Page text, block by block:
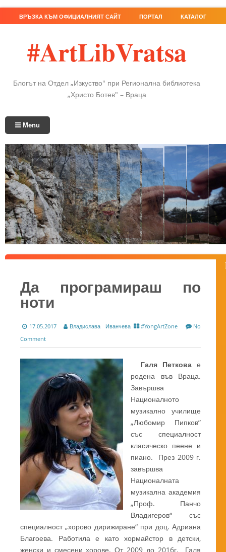
ВРЪЗКА КЪМ ОФИЦИАЛНИЯТ САЙТ ПОРТАЛ КАТАЛОГ
#ArtLibVratsa
Блогът на Отдел „Изкуство" при Регионална библиотека
„Христо Ботев" – Враца
Menu
Да програмираш по
ноти
17.05.2017 Владислава Иванчева #YongArtZone
No
Comment
Галя Петкова е
родена във Враца.
Завършва
Националното
музикално училище
„Любомир Пипков”
със специалност
класическо пеене и
пиано. През 2009 г.
завършва
Националната
музикална академия
„Проф. Панчо
Владигеров“ със
специалност „хорово дирижиране“ при доц. Адриана
Благоева. Работила е като хормайстор в детски,
женски и смесени хорове. От 2009 до 2016г. Галя